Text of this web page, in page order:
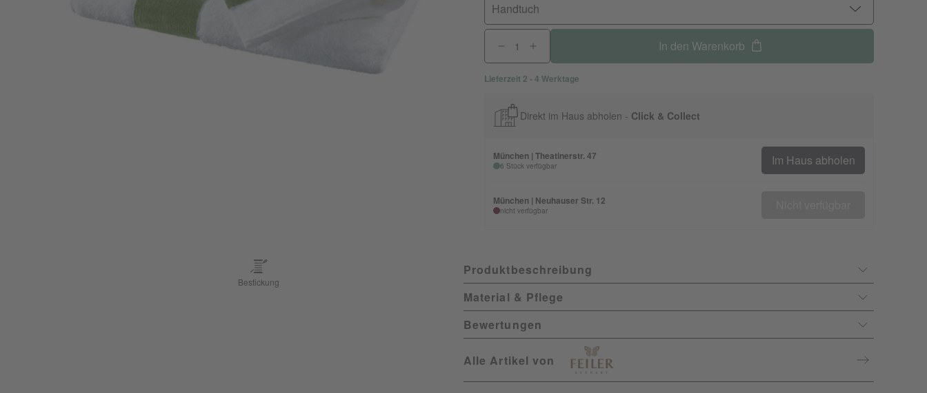
Handtuch
In den Warenkorb
Lieferzeit 2 - 4 Werktage
Direkt im Haus abholen - Click & Collect
München | Theatinerstr. 47
6 Stück verfügbar Im Haus abholen
München | Neuhauser Str. 12
nicht verfügbar
Bestickung
Produktbeschreibung
Material & Pflege
Bewertungen
Alle Artikel von